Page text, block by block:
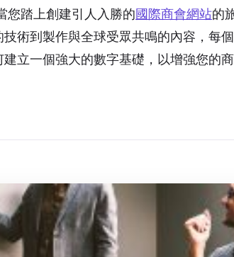
您踏上創建引人入勝的國際商會網站的
術到製作與全球受眾共鳴的內容，每
立一個強大的數字基礎，以增強您的